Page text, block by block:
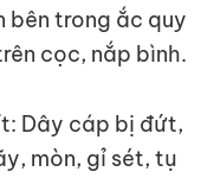
bên trong ắc quy
cọc, nắp bình.
Dây cáp bị đứt,
mòn, gỉ sét, tụ